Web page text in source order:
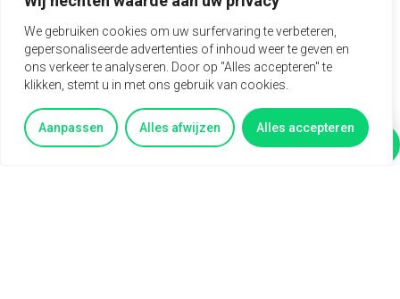
We gebruiken cookies om uw surfervaring te verbeteren,
gepersonaliseerde advertenties of inhoud weer te geven en
ons verkeer te analyseren. Door op "Alles accepteren" te
klikken, stemt u in met ons gebruik van cookies.
Aanpassen Alles afwijzen Alles accepteren
Vertel mij meer Vragen?
Een fulltime functie van 40 uur per week.
Een vaste aanstelling in een stabiel en groeiend
bedrijf.
Werken in een klein, hecht team met korte
communicatielijnen.
Een afwisselende functie met veel ruimte voor eigen
initiatief.
Een dynamische rol waarin techniek en commercie